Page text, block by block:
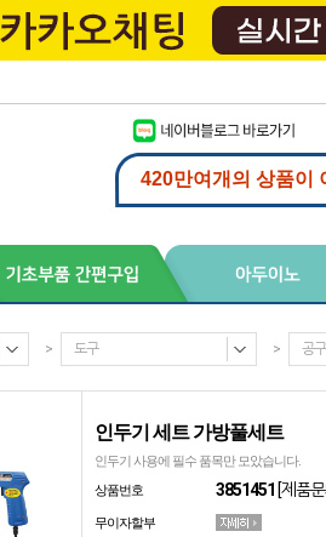
> 도구 > 공구
인두기 세트 가방풀세트
인두기 사용에 필수 품목만 모았습니다.
상품번호
3851451 [제품
무이자할부